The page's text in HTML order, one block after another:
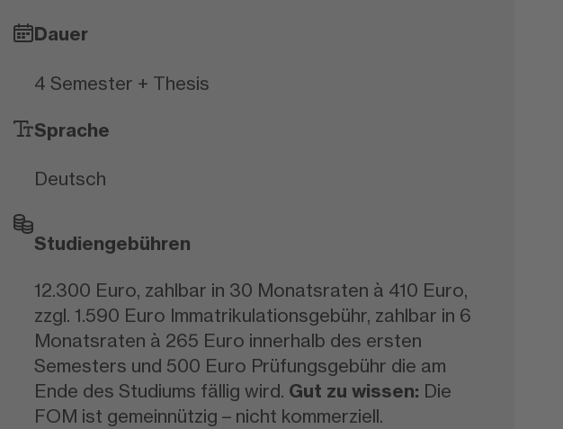
Dauer
4 Semester + Thesis
Sprache
Deutsch
Studiengebühren
12.300 Euro, zahlbar in 30 Monatsraten à 410 Euro,
zzgl. 1.590 Euro Immatrikulationsgebühr, zahlbar in 6
Monatsraten à 265 Euro innerhalb des ersten
Semesters und 500 Euro Prüfungsgebühr die am
Ende des Studiums fällig wird. Gut zu wissen: Die
FOM ist gemeinnützig – nicht kommerziell.